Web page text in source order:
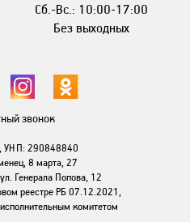
Сб.-Вс.: 10:00-17:00
Без выходных
звонок
УНП: 290848840
8 марта, 27
Генерала Попова, 12
реестре РБ 07.12.2021,
комитетом